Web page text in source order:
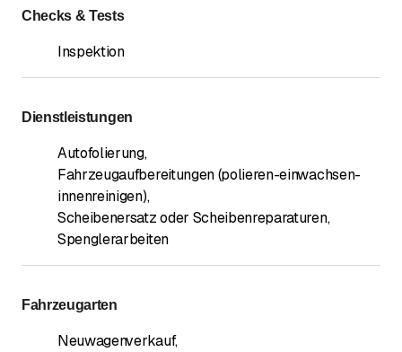
Checks & Tests
Inspektion
Dienstleistungen
Autofolierung,
Fahrzeugaufbereitungen (polieren-einwachsen-
innenreinigen),
Scheibenersatz oder Scheibenreparaturen,
Spenglerarbeiten
Fahrzeugarten
Neuwagenverkauf,